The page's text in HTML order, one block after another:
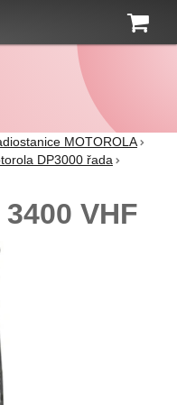
MOTOROLA
DP3000 řada
VHF